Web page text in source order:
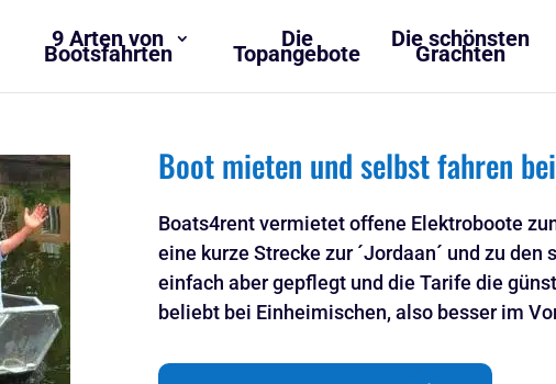
Boot mieten und selbst fahren
Boats4rent vermietet offene Elektroboote
eine kurze Strecke zur ´Jordaan´ und zu
einfach aber gepflegt und die Tarife die
beliebt bei Einheimischen, also besser im
9 Arten von
Bootsfahrten
Die
Topangebote
Die schönsten
Grachten